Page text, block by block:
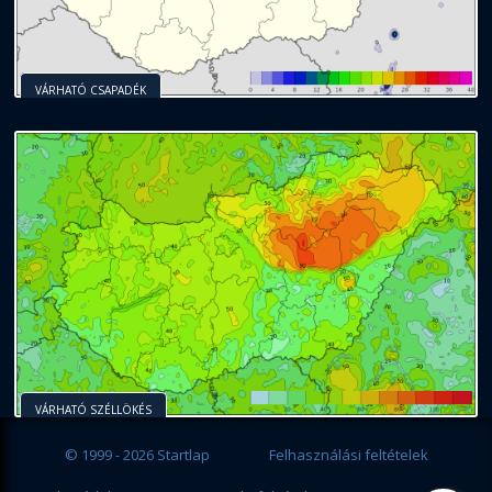
VÁRHATÓ CSAPADÉK
VÁRHATÓ SZÉLLÖKÉS
© 1999 - 2026 Startlap Felhasználási feltételek